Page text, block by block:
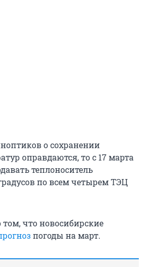
о сохранении
оправдаются, то с 17 марта
теплоноситель
по всем четырем ТЭЦ
том, что новосибирские
погоды на март.